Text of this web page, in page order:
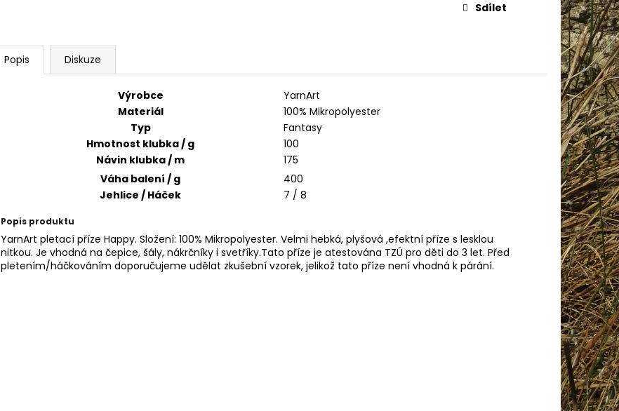
Sdílet
Popis Diskuze
Výrobce
YarnArt
Materiál
100% Mikropolyester
Typ
Fantasy
Hmotnost klubka / g
100
Návin klubka / m
175
Váha balení / g
400
Jehlice / Háček
7 / 8
Popis produktu
YarnArt pletací příze Happy. Složení: 100% Mikropolyester. Velmi hebká, plyšová ,efektní příze s lesklou
nitkou. Je vhodná na čepice, šály, nákrčníky i svetříky.Tato příze je atestována TZÚ pro děti do 3 let. Před
pletením/háčkováním doporučujeme udělat zkušební vzorek, jelikož tato příze není vhodná k párání.